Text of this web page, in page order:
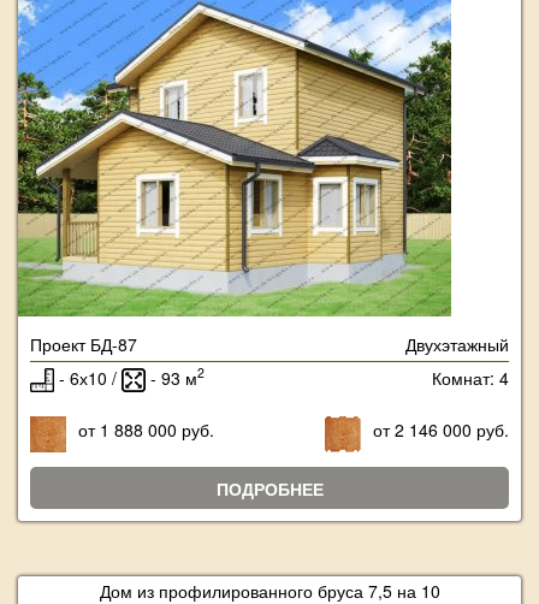
Проект БД-87
Двухэтажный
- 6х10 /
- 93 м2 Комнат: 4
от 1 888 000 руб. от 2 146 000 руб.
ПОДРОБНЕЕ
Дом из профилированного бруса 7,5 на 10